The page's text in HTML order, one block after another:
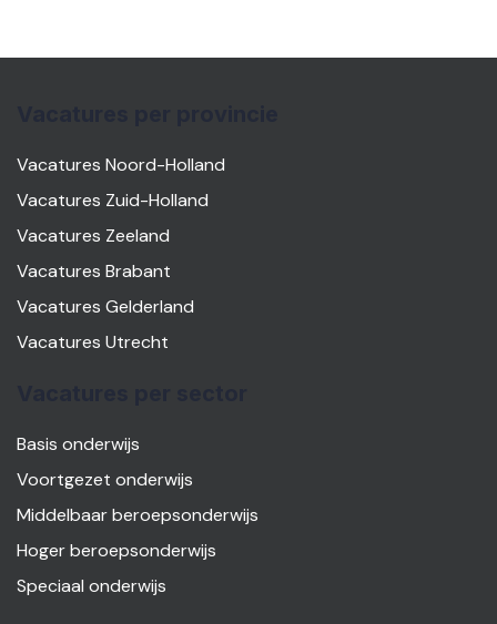
Vacatures Noord-Holland
Vacatures Zuid-Holland
Vacatures Zeeland
Vacatures Brabant
Vacatures Gelderland
Vacatures Utrecht
Basis onderwijs
Voortgezet onderwijs
Middelbaar beroepsonderwijs
Hoger beroepsonderwijs
Speciaal onderwijs